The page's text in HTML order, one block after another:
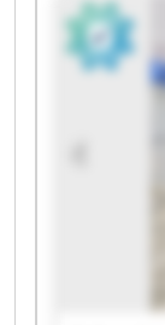
Telkes Gép
Telkes